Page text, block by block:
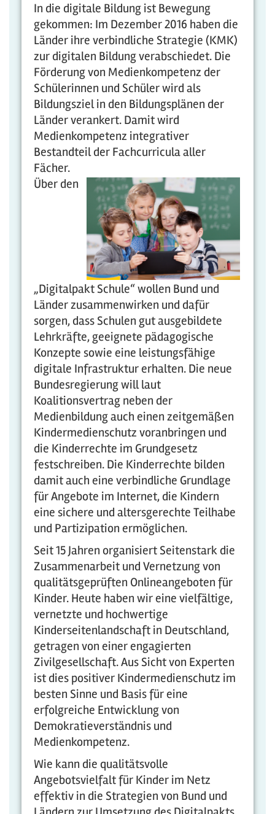
In die digitale Bildung ist Bewegung
gekommen: Im Dezember 2016 haben die
Länder ihre verbindliche Strategie (KMK)
zur digitalen Bildung verabschiedet. Die
Förderung von Medienkompetenz der
Schülerinnen und Schüler wird als
Bildungsziel in den Bildungsplänen der
Länder verankert. Damit wird
Medienkompetenz integrativer
Bestandteil der Fachcurricula aller
Fächer.
Über den
„Digitalpakt Schule“ wollen Bund und
Länder zusammenwirken und dafür
sorgen, dass Schulen gut ausgebildete
Lehrkräfte, geeignete pädagogische
Konzepte sowie eine leistungsfähige
digitale Infrastruktur erhalten. Die neue
Bundesregierung will laut
Koalitionsvertrag neben der
Medienbildung auch einen zeitgemäßen
Kindermedienschutz voranbringen und
die Kinderrechte im Grundgesetz
festschreiben. Die Kinderrechte bilden
damit auch eine verbindliche Grundlage
für Angebote im Internet, die Kindern
eine sichere und altersgerechte Teilhabe
und Partizipation ermöglichen.
Seit 15 Jahren organisiert Seitenstark die
Zusammenarbeit und Vernetzung von
qualitätsgeprüften Onlineangeboten für
Kinder. Heute haben wir eine vielfältige,
vernetzte und hochwertige
Kinderseitenlandschaft in Deutschland,
getragen von einer engagierten
Zivilgesellschaft. Aus Sicht von Experten
ist dies positiver Kindermedienschutz im
besten Sinne und Basis für eine
erfolgreiche Entwicklung von
Demokratieverständnis und
Medienkompetenz.
Wie kann die qualitätsvolle
Angebotsvielfalt für Kinder im Netz
effektiv in die Strategien von Bund und